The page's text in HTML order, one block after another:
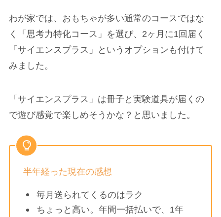
わが家では、おもちゃが多い通常のコースではな
く「思考力特化コース」を選び、2ヶ月に1回届く
「サイエンスプラス」というオプションも付けて
みました。
「サイエンスプラス」は冊子と実験道具が届くの
で遊び感覚で楽しめそうかな？と思いました。
半年経った現在の感想
毎月送られてくるのはラク
ちょっと高い。年間一括払いで、1年